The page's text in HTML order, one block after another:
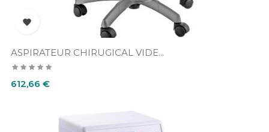

ASPIRATEUR CHIRUGICAL VIDE...
Prix
612,66 €